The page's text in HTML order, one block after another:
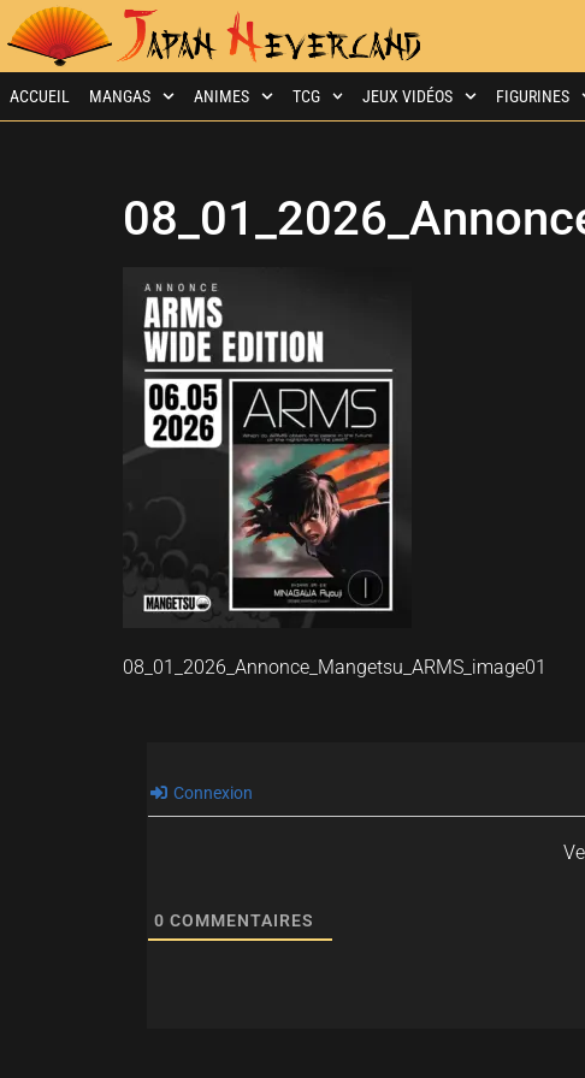
ACCUEIL MANGAS ANIMES TCG JEUX VIDÉOS FIGURINES
08_01_2026_Annonce_Mangetsu_ARMS_image01
Connexion
0 COMMENTAIRES